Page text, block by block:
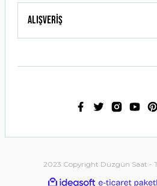
Alışveriş
2023 Copyright Düzgün Saat -
ideasoft